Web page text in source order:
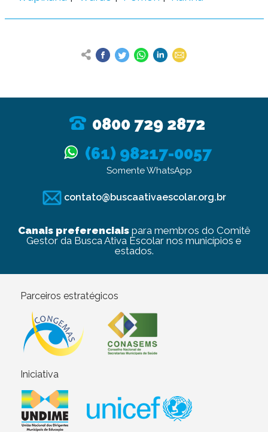
0800 729 2872
(61) 98217-0057
Somente WhatsApp
contato@buscaativaescolar.org.br
Canais preferenciaispara membros do Comitê
Gestor da Busca Ativa Escolar nos municípios e
estados.
Parceiros estratégicos
Iniciativa